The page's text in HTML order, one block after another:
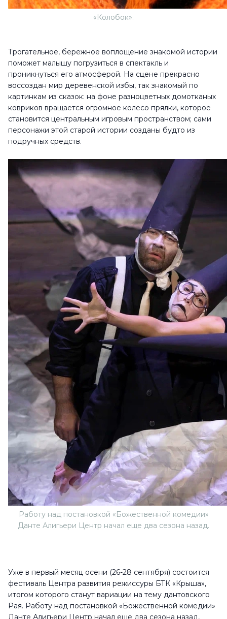
«Колобок».
Трогательное, бережное воплощение знакомой истории
поможет малышу погрузиться в спектакль и
проникнуться его атмосферой. На сцене прекрасно
воссоздан мир деревенской избы, так знакомый по
картинкам из сказок: на фоне разноцветных домотканых
ковриков вращается огромное колесо прялки, которое
становится центральным игровым пространством; сами
персонажи этой старой истории созданы будто из
подручных средств.
Работу над постановкой «Божественной комедии»
Данте Алигьери Центр начал еще два сезона назад.
Уже в первый месяц осени (26-28 сентября) состоится
фестиваль Центра развития режиссуры БТК «Крыша»,
итогом которого станут вариации на тему дантовского
Рая. Работу над постановкой «Божественной комедии»
Данте Алигьери Центр начал еще два сезона назад,